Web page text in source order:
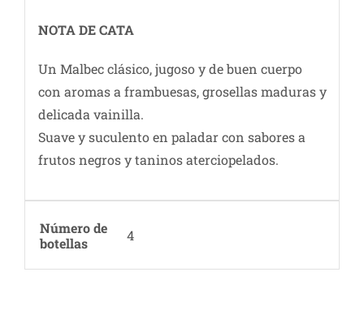
NOTA DE CATA
Un Malbec clásico, jugoso y de buen cuerpo
con aromas a frambuesas, grosellas maduras y
delicada vainilla.
Suave y suculento en paladar con sabores a
frutos negros y taninos aterciopelados.
Número de
botellas
4